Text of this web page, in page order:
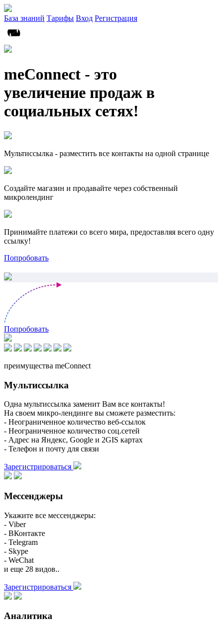
База знаний Тарифы Вход Регистрация
meConnect - это
увеличение продаж в
социальных сетях!
Мультиссылка - разместить все контакты на одной странице
Создайте магазин и продавайте через собственный
микролендинг
Принимайте платежи со всего мира, предоставляя всего одну
ссылку!
Попробовать
Попробовать
преимущества meConnect
Мультиссылка
Одна мультиссылка заменит Вам все контакты!
На своем микро-лендинге вы сможете разместить:
- Неограниченное количество веб-ссылок
- Неограниченное количество соц.сетей
- Адрес на Яндекс, Google и 2GIS картах
- Телефон и почту для связи
Зарегистрироваться
Мессенджеры
Укажите все мессенджеры:
- Viber
- ВКонтакте
- Telegram
- Skype
- WeChat
и еще 28 видов..
Зарегистрироваться
Аналитика